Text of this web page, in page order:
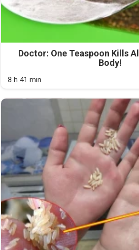
Doctor: One Teaspoon Kills
Body!
8 h 41 min